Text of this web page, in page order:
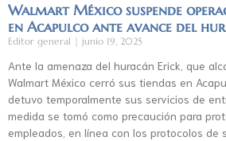
Walmart México suspende
en Acapulco ante avance del
Editor general junio 19, 2025
Ante la amenaza del huracán Erick, que
Walmart México cerró sus tiendas en
detuvo temporalmente sus servicios de
medida se tomó como precaución para
empleados, en línea con los protocolos de